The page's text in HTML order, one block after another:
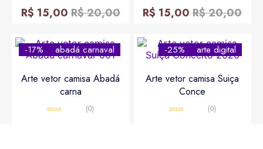
0
de
R$20,00
R$ 15,00
0
de
R$20,00
R$ 15,00
-17% abadá carnaval
Arte vetor camisa Abadá
carna
(0)
-25% arte digital
Arte vetor camisa Suiça
Conce
(0)